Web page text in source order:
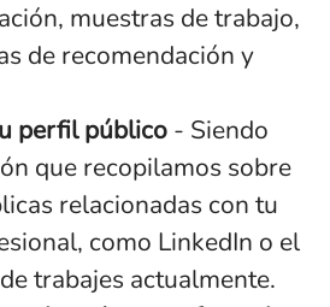
muestras de trabajo,
de recomendación y
perfil público - Siendo
que recopilamos sobre
relacionadas con tu
como LinkedIn o el
trabajes actualmente.